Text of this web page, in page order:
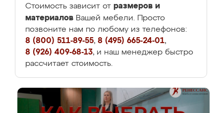
Стоимость зависит от размеров и
материалов Вашей мебели. Просто
позвоните нам по любому из телефонов:
8 (800) 511-89-55, 8 (495) 665-24-01,
8 (926) 409-68-13, и наш менеджер быстро
рассчитает стоимость.